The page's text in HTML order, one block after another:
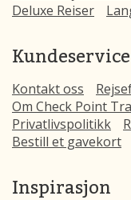
Deluxe Reiser
Kundeservice
Kontakt oss
Om Check Point
Privatlivspolitikk
Bestill et gavekort
Inspirasjon